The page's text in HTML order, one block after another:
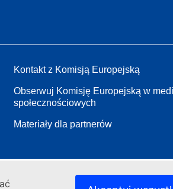
Kontakt z Komisją Europejską
Obserwuj Komisję Europejską w
społecznościowych
Materiały dla partnerów